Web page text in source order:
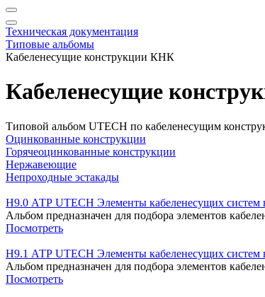
Техническая документация
Типовые альбомы
Кабеленесущие конструкции КНК
Кабеленесущие
Типовой альбом UTECH по кабеленесущим
Оцинкованные конструкции
Горячеоцинкованные конструкции
Нержавеющие
Непроходные эстакады
H9.0 АТР UTECH Элементы кабеленесущих систем
Альбом предназначен для подбора элементов
Посмотреть
H9.1 АТР UTECH Элементы кабеленесущих систем
Альбом предназначен для подбора элементов
Посмотреть